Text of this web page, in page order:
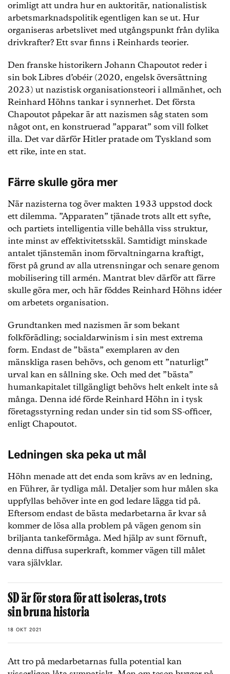
orimligt att undra hur en auktoritär, nationalistisk
arbetsmarknadspolitik egentligen kan se ut. Hur
organiseras arbetslivet med utgångspunkt från dylika
drivkrafter? Ett svar finns i Reinhards teorier.
Den franske historikern Johann Chapoutot reder i
sin bok Libres d’obéir (2020, engelsk översättning
2023) ut nazistisk organisationsteori i allmänhet, och
Reinhard Höhns tankar i synnerhet. Det första
Chapoutot påpekar är att nazismen såg staten som
något ont, en konstruerad ”apparat” som vill folket
illa. Det var därför Hitler pratade om Tyskland som
ett rike, inte en stat.
Färre skulle göra mer
När nazisterna tog över makten 1933 uppstod dock
ett dilemma. ”Apparaten” tjänade trots allt ett syfte,
och partiets intelligentia ville behålla viss struktur,
inte minst av effektivitetsskäl. Samtidigt minskade
antalet tjänstemän inom förvaltningarna kraftigt,
först på grund av alla utrensningar och senare genom
mobilisering till armén. Mantrat blev därför att färre
skulle göra mer, och här föddes Reinhard Höhns idéer
om arbetets organisation.
Grundtanken med nazismen är som bekant
folkförädling; socialdarwinism i sin mest extrema
form. Endast de ”bästa” exemplaren av den
mänskliga rasen behövs, och genom ett ”naturligt”
urval kan en sållning ske. Och med det ”bästa”
humankapitalet tillgängligt behövs helt enkelt inte så
många. Denna idé förde Reinhard Höhn in i tysk
företagsstyrning redan under sin tid som SS-officer,
enligt Chapoutot.
Ledningen ska peka ut mål
Höhn menade att det enda som krävs av en ledning,
en Führer, är tydliga mål. Detaljer som hur målen ska
uppfyllas behöver inte en god ledare lägga tid på.
Eftersom endast de bästa medarbetarna är kvar så
kommer de lösa alla problem på vägen genom sin
briljanta tankeförmåga. Med hjälp av sunt förnuft,
denna diffusa superkraft, kommer vägen till målet
vara självklar.
SD är för stora för att isoleras, trots
sin bruna historia
18 OKT 2021
Att tro på medarbetarnas fulla potential kan